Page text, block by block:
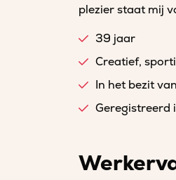
plezier staat mij
39 jaar
Creatief,
In het bezit
Geregistreerd